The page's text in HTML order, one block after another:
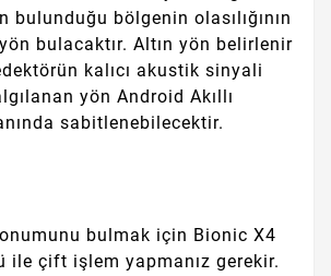
bulunduğu bölgenin olasılığının
bulacaktır. Altın yön belirlenir
kalıcı akustik sinyali
yön Android Akıllı
sabitlenebilecektir.
bulmak için Bionic X4
ile çift işlem yapmanız gerekir.